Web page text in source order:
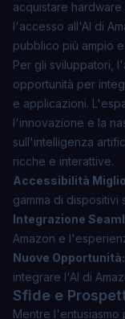
acquistare
l'accesso all'AI di
pubblico più ampio
Per gli sviluppatori,
opportunità per
e applicazioni.
l'innovazione e la
sull'intelligenza
ricche e interattive.
Accessibilità
gamma di
Integrazione
Amazon e
Nuove Opportunità:
integrare l'AI di
Sfide e
Mentre